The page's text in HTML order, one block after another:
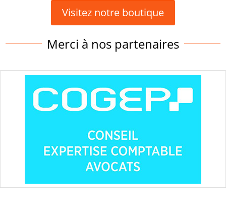
Visitez notre boutique
Merci à nos partenaires